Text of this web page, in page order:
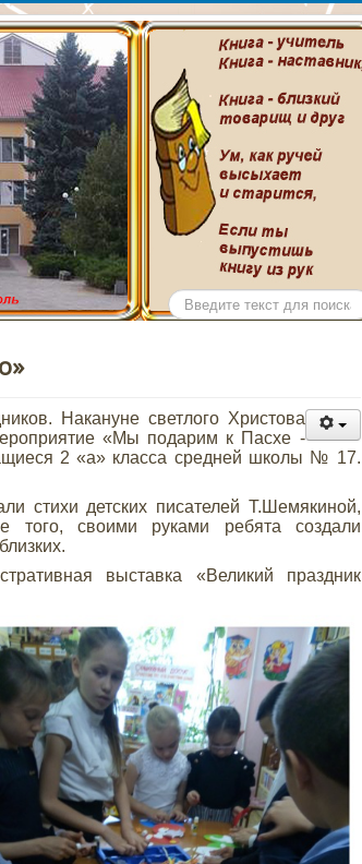
Центральной
Искать...
Накануне светлого Христова
«Мы подарим к Пасхе -
2 «а» класса средней школы № 17.
стихи детских писателей Т.Шемякиной,
того, своими руками ребята создали
выставка «Великий праздник